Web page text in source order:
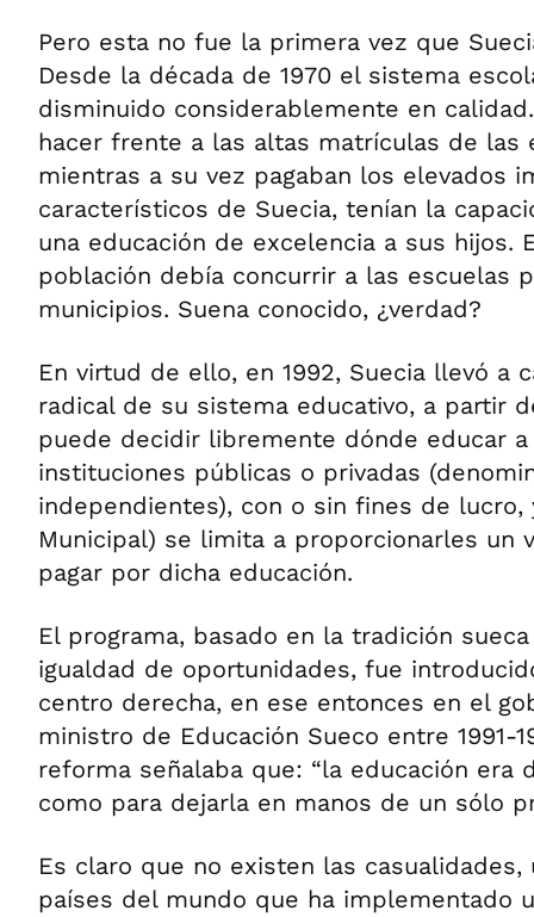
Pero esta no fue la primera vez que
Desde la década de 1970 el sistema
disminuido considerablemente en
hacer frente a las altas matrículas de las
mientras a su vez pagaban los elevados
característicos de Suecia, tenían la
una educación de excelencia a sus hijos.
población debía concurrir a las escuelas
municipios. Suena conocido, ¿verdad?
En virtud de ello, en 1992, Suecia llevó a
radical de su sistema educativo, a partir
puede decidir libremente dónde educar
instituciones públicas o privadas
independientes), con o sin fines de lucro,
Municipal) se limita a proporcionarles un
pagar por dicha educación.
El programa, basado en la tradición
igualdad de oportunidades, fue
centro derecha, en ese entonces en el
ministro de Educación Sueco entre 1991-
reforma señalaba que: “la educación era
como para dejarla en manos de un sólo
Es claro que no existen las
países del mundo que ha implementado